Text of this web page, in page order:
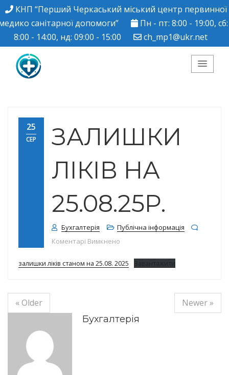
КНП “Перший Черкаський міський центр первинної
санітарної допомоги”
Пн - пт: 8:00 - 19:00, сб:
8:00 - 14:00, нд: 09:00 - 15:00
ch_mp1@ukr.net
Черкаський міський
центр ПМСД"
25
СЕР
ЗАЛИШКИ
ЛІКІВ НА
25.08.25Р.
Бухгалтерія
Публічна інформація
Коментарі Вимкнено
залишки ліків станом на 25.08. 2025 Завантажити
« Older
Newer »
Бухгалтерія